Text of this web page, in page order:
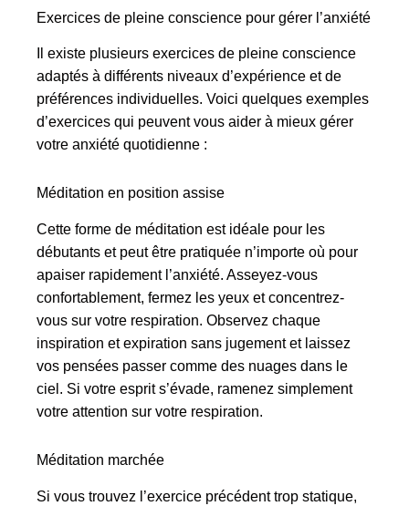
Exercices de pleine conscience pour gérer l’anxiété
Il existe plusieurs exercices de pleine conscience
adaptés à différents niveaux d’expérience et de
préférences individuelles. Voici quelques exemples
d’exercices qui peuvent vous aider à mieux gérer
votre anxiété quotidienne :
Méditation en position assise
Cette forme de méditation est idéale pour les
débutants et peut être pratiquée n’importe où pour
apaiser rapidement l’anxiété. Asseyez-vous
confortablement, fermez les yeux et concentrez-
vous sur votre respiration. Observez chaque
inspiration et expiration sans jugement et laissez
vos pensées passer comme des nuages dans le
ciel. Si votre esprit s’évade, ramenez simplement
votre attention sur votre respiration.
Méditation marchée
Si vous trouvez l’exercice précédent trop statique,